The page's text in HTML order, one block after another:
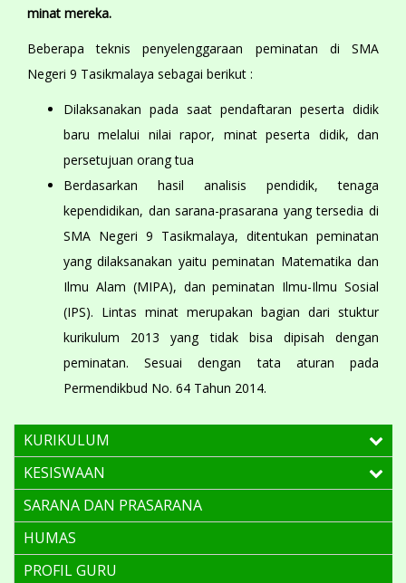
minat mereka.
Beberapa teknis penyelenggaraan peminatan di SMA
Negeri 9 Tasikmalaya sebagai berikut :
Dilaksanakan pada saat pendaftaran peserta didik
baru melalui nilai rapor, minat peserta didik, dan
persetujuan orang tua
Berdasarkan hasil analisis pendidik, tenaga
kependidikan, dan sarana-prasarana yang tersedia di
SMA Negeri 9 Tasikmalaya, ditentukan peminatan
yang dilaksanakan yaitu peminatan Matematika dan
Ilmu Alam (MIPA), dan peminatan Ilmu-Ilmu Sosial
(IPS). Lintas minat merupakan bagian dari stuktur
kurikulum 2013 yang tidak bisa dipisah dengan
peminatan. Sesuai dengan tata aturan pada
Permendikbud No. 64 Tahun 2014.
KURIKULUM
KESISWAAN
SARANA DAN PRASARANA
HUMAS
PROFIL GURU